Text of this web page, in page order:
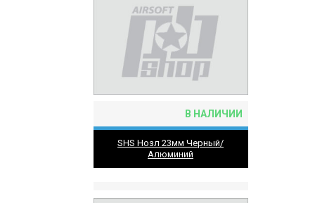
В НАЛИЧИИ
SHS Нозл 23мм Черный/
Алюминий